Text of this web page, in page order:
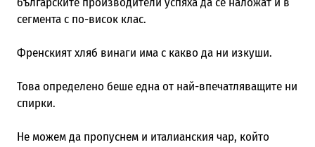
сегмента с по-висок клас.
Френският хляб винаги има с какво да ни изкуши.
Това определено беше една от най-впечатляващите ни
спирки.
Не можем да пропуснем и италианския чар, който